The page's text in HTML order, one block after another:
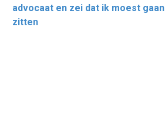
advocaat en zei dat ik moest gaan
zitten